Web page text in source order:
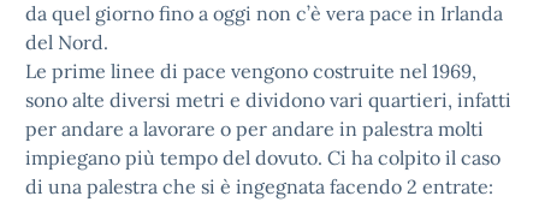
da quel giorno fino a oggi non c’è vera pace in Irlanda
del Nord.
Le prime linee di pace vengono costruite nel 1969,
sono alte diversi metri e dividono vari quartieri, infatti
per andare a lavorare o per andare in palestra molti
impiegano più tempo del dovuto. Ci ha colpito il caso
di una palestra che si è ingegnata facendo 2 entrate: